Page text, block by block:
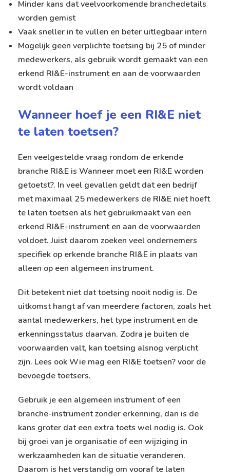
Minder kans dat veelvoorkomende branchedetails
worden gemist
Vaak sneller in te vullen en beter uitlegbaar intern
Mogelijk geen verplichte toetsing bij 25 of minder
medewerkers, als gebruik wordt gemaakt van een
erkend RI&E-instrument en aan de voorwaarden
wordt voldaan
Wanneer hoef je een RI&E niet
te laten toetsen?
Een veelgestelde vraag rondom de erkende
branche RI&E isWanneer moet een RI&E worden
getoetst?. In veel gevallen geldt dat een bedrijf
met maximaal 25 medewerkers de RI&E niet hoeft
te laten toetsen als het gebruikmaakt van een
erkend RI&E-instrument en aan de voorwaarden
voldoet. Juist daarom zoeken veel ondernemers
specifiek op erkende branche RI&E in plaats van
alleen op een algemeen instrument.
Dit betekent niet dat toetsing nooit nodig is. De
uitkomst hangt af van meerdere factoren, zoals het
aantal medewerkers, het type instrument en de
erkenningsstatus daarvan. Zodra je buiten de
voorwaarden valt, kan toetsing alsnog verplicht
zijn. Lees ookWie mag een RI&E toetsen?voor de
bevoegde toetsers.
Gebruik je een algemeen instrument of een
branche-instrument zonder erkenning, dan is de
kans groter dat een extra toets wel nodig is. Ook
bij groei van je organisatie of een wijziging in
werkzaamheden kan de situatie veranderen.
Daarom is het verstandig om vooraf te laten